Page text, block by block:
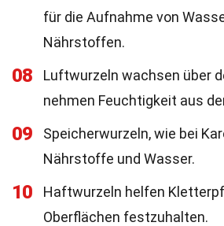
für die Aufnahme von
Nährstoffen.
08
Luftwurzeln wachsen über
nehmen Feuchtigkeit aus
09
Speicherwurzeln, wie bei
Nährstoffe und Wasser.
10
Haftwurzeln helfen
Oberflächen festzuhalten.